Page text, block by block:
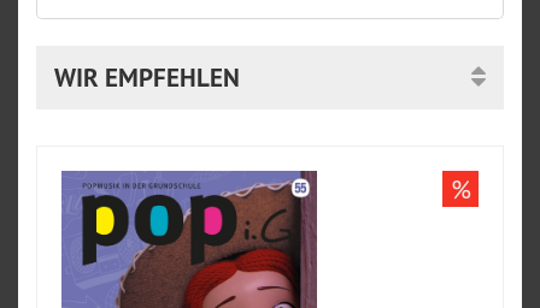
WIR EMPFEHLEN
%